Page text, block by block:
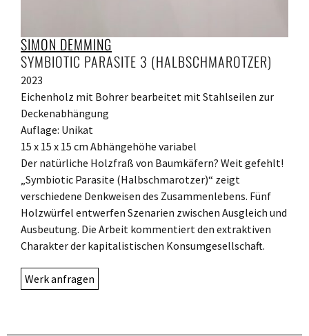
SIMON DEMMING
SYMBIOTIC PARASITE 3 (HALBSCHMAROTZER)
2023
Eichenholz mit Bohrer bearbeitet mit Stahlseilen zur
Deckenabhängung
Auflage: Unikat
15 x 15 x 15 cm Abhängehöhe variabel
Der natürliche Holzfraß von Baumkäfern? Weit gefehlt!
„Symbiotic Parasite (Halbschmarotzer)“ zeigt
verschiedene Denkweisen des Zusammenlebens. Fünf
Holzwürfel entwerfen Szenarien zwischen Ausgleich und
Ausbeutung. Die Arbeit kommentiert den extraktiven
Charakter der kapitalistischen Konsumgesellschaft.
Werk anfragen